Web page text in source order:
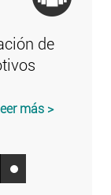
de
más >
‌